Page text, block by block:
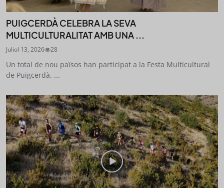
PUIGCERDÀ CELEBRA LA SEVA
MULTICULTURALITAT AMB UNA ...
Juliol 13, 2026 28
Un total de nou països han participat a la Festa Multicultural
de Puigcerdà. ...